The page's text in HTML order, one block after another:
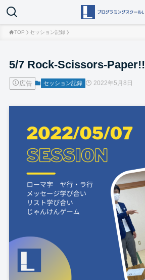
TOP セッション記録
5/7 Rock-Scissors-Paper!!
広告 セッション記録 2022年5月8日